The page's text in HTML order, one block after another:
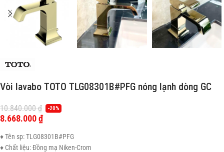
Vòi lavabo TOTO TLG08301B#PFG nóng lạnh dòng GC
10.840.000₫ -20%
8.668.000₫
♦ Tên sp: TLG08301B#PFG
♦ Chất liệu: Đồng mạ Niken-Crom